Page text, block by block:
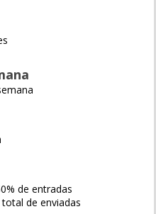
de entradas
de enviadas